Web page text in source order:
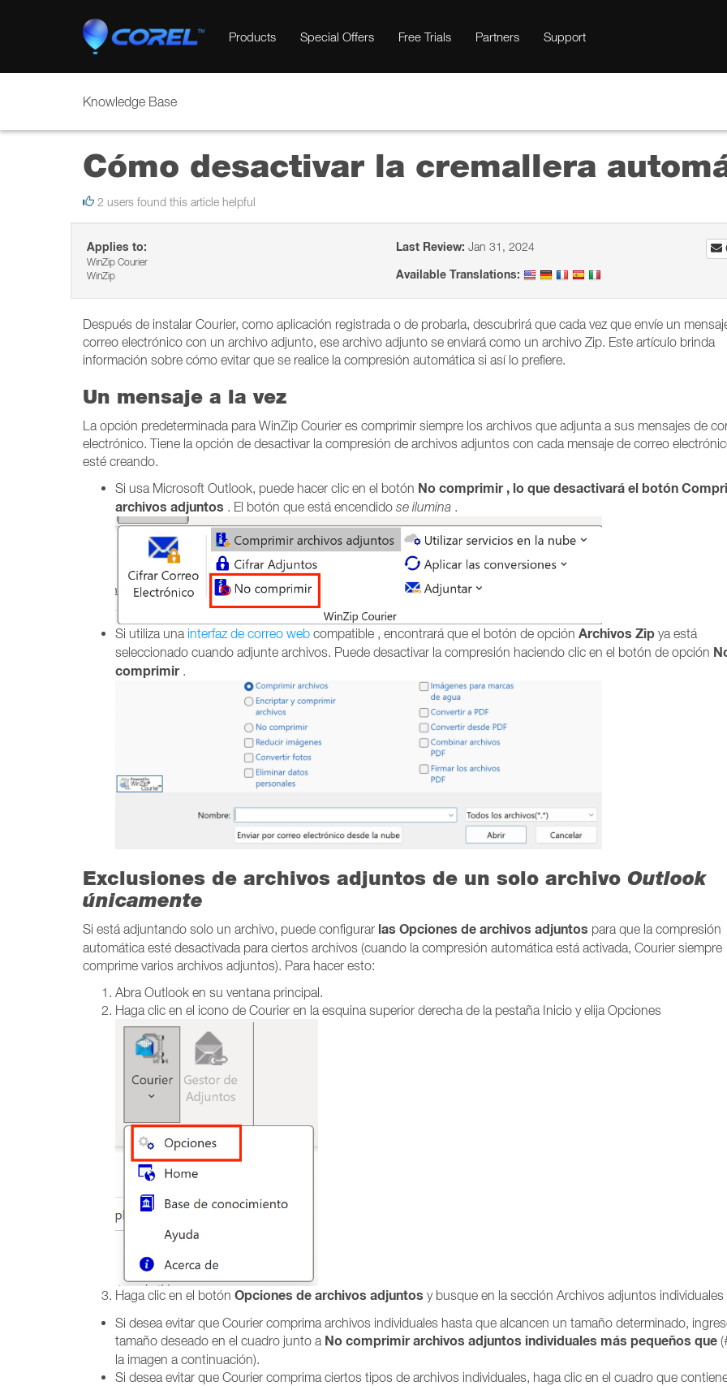
Products Special Offers Free Trials Partners Support
Knowledge Base
Cómo desactivar la cremallera
2 users found this article helpful
Applies to:
WinZip Courier
WinZip
Last Review: Jan 31, 2024
Available Translations:
Después de instalar Courier, como aplicación registrada o de probarla, descubrirá que cada vez que envíe un
correo electrónico con un archivo adjunto, ese archivo adjunto se enviará como un archivo Zip. Este artículo brinda
información sobre cómo evitar que se realice la compresión automática si así lo prefiere.
Un mensaje a la vez
La opción predeterminada para WinZip Courier es comprimir siempre los archivos que adjunta a sus mensajes de
electrónico. Tiene la opción de desactivar la compresión de archivos adjuntos con cada mensaje de correo
esté creando.
Si usa Microsoft Outlook, puede hacer clic en el botón No comprimir , lo que desactivará el botón
archivos adjuntos . El botón que está encendido se ilumina .
Si utiliza una interfaz de correo web compatible , encontrará que el botón de opción Archivos Zip ya está
seleccionado cuando adjunte archivos. Puede desactivar la compresión haciendo clic en el botón de opción
comprimir.
Exclusiones de archivos adjuntos de un solo archivo Outlook
únicamente
Si está adjuntando solo un archivo, puede configurar las Opciones de archivos adjuntos para que la compresión
automática esté desactivada para ciertos archivos (cuando la compresión automática está activada, Courier siempre
comprime varios archivos adjuntos). Para hacer esto:
Abra Outlook en su ventana principal.
Haga clic en el icono de Courier en la esquina superior derecha de la pestaña Inicio y elija Opciones
Haga clic en el botón Opciones de archivos adjuntos y busque en la sección Archivos adjuntos individuales
Si desea evitar que Courier comprima archivos individuales hasta que alcancen un tamaño determinado,
tamaño deseado en el cuadro junto a No comprimir archivos adjuntos individuales más pequeños que
la imagen a continuación).
Si desea evitar que Courier comprima ciertos tipos de archivos individuales, haga clic en el cuadro que